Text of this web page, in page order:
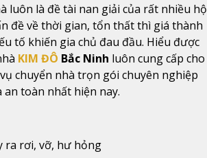
luôn là đề tài nan giải của rất nhiều hộ
đề về thời gian, tổn thất thì giá thành
tố khiến gia chủ đau đầu. Hiểu được
KIM ĐÔ Bắc Ninh luôn cung cấp cho
chuyển nhà trọn gói chuyên nghiệp
an toàn nhất hiện nay.
ra rơi, vỡ, hư hỏng